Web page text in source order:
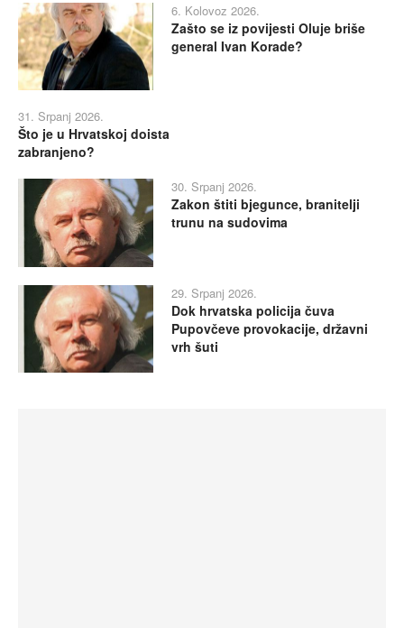
6. Kolovoz 2026.
Zašto se iz povijesti Oluje briše
general Ivan Korade?
31. Srpanj 2026.
Što je u Hrvatskoj doista
zabranjeno?
30. Srpanj 2026.
Zakon štiti bjegunce, branitelji
trunu na sudovima
29. Srpanj 2026.
Dok hrvatska policija čuva
Pupovčeve provokacije, državni
vrh šuti